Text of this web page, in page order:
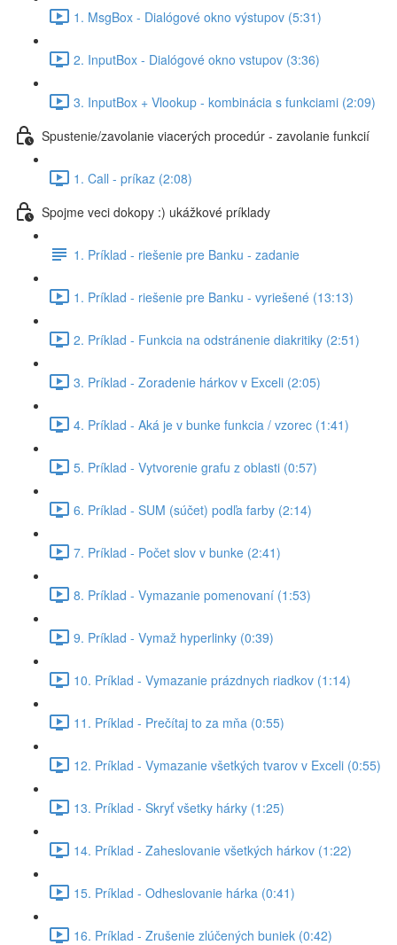
1. MsgBox - Dialógové okno výstupov (5:31)
2. InputBox - Dialógové okno vstupov (3:36)
3. InputBox + Vlookup - kombinácia s funkciami (2:09)
Spustenie/zavolanie viacerých procedúr - zavolanie funkcií
1. Call - príkaz (2:08)
Spojme veci dokopy :) ukážkové príklady
1. Príklad - riešenie pre Banku - zadanie
1. Príklad - riešenie pre Banku - vyriešené (13:13)
2. Príklad - Funkcia na odstránenie diakritiky (2:51)
3. Príklad - Zoradenie hárkov v Exceli (2:05)
4. Príklad - Aká je v bunke funkcia / vzorec (1:41)
5. Príklad - Vytvorenie grafu z oblasti (0:57)
6. Príklad - SUM (súčet) podľa farby (2:14)
7. Príklad - Počet slov v bunke (2:41)
8. Príklad - Vymazanie pomenovaní (1:53)
9. Príklad - Vymaž hyperlinky (0:39)
10. Príklad - Vymazanie prázdnych riadkov (1:14)
11. Príklad - Prečítaj to za mňa (0:55)
12. Príklad - Vymazanie všetkých tvarov v Exceli (0:55)
13. Príklad - Skryť všetky hárky (1:25)
14. Príklad - Zaheslovanie všetkých hárkov (1:22)
15. Príklad - Odheslovanie hárka (0:41)
16. Príklad - Zrušenie zlúčených buniek (0:42)